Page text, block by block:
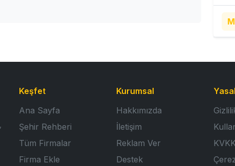
M
Keşfet
Ana Sayfa
Şehir Rehberi
Tüm Firmalar
Firma Ekle
Kurumsal
Hakkımızda
İletişim
Reklam Ver
Destek
Yasal
KVKK